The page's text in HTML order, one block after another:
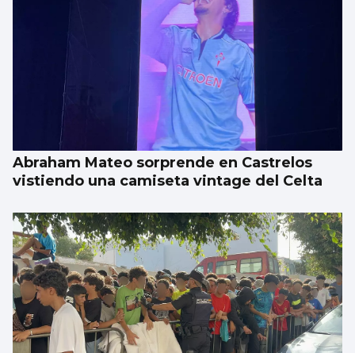
Una parte de un cohete de SpaceX impacta
sobre la superficie de la Luna
Abraham Mateo sorprende en Castrelos
vistiendo una camiseta vintage del Celta